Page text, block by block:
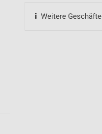
Weitere Geschäfte